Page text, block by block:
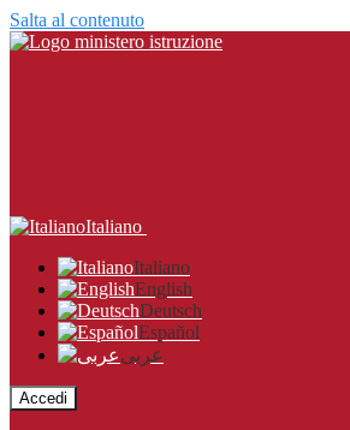
Salta al contenuto
Italiano
Italiano
English
Deutsch
Español
عربى
Accedi